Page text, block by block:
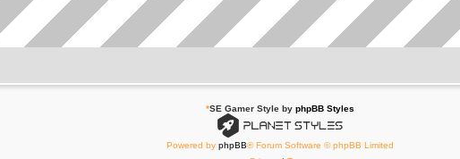
*SE Gamer Style by phpBB Styles
Powered by phpBB® Forum Software © phpBB Limited